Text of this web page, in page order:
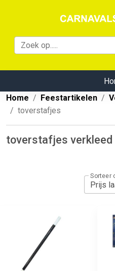
Home
Feestartikelen
toverstafjes
toverstafjes
Sorteer